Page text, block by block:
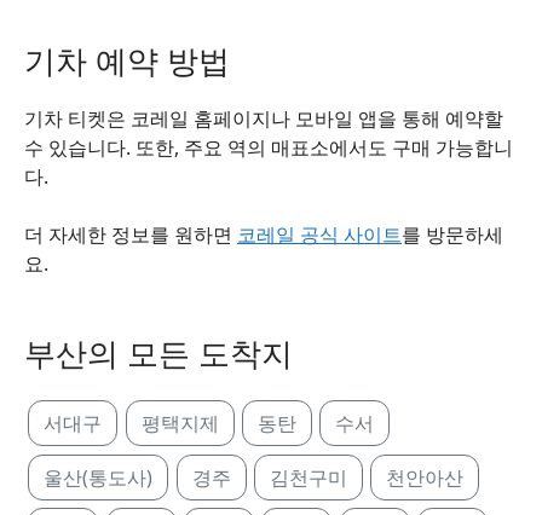
기차 예약 방법
기차 티켓은 코레일 홈페이지나 모바일 앱을 통해 예약할
수 있습니다. 또한, 주요 역의 매표소에서도 구매 가능합니
다.
더 자세한 정보를 원하면 코레일 공식 사이트를 방문하세
요.
부산의 모든 도착지
서대구 평택지제 동탄 수서
울산(통도사) 경주 김천구미 천안아산